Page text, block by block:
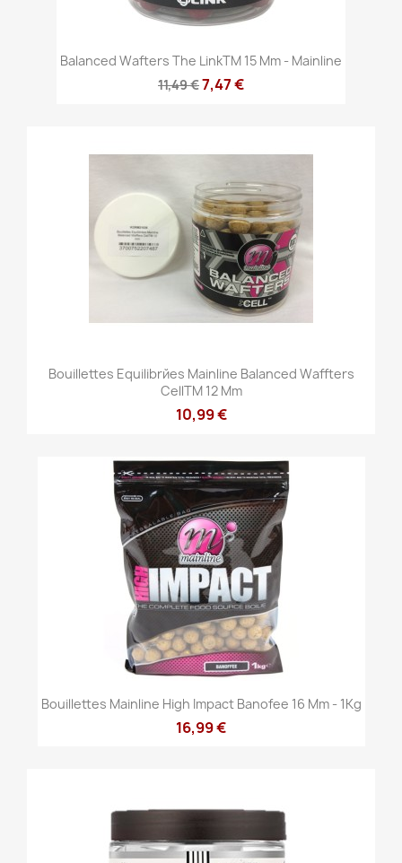
Balanced Wafters The LinkTM 15 Mm - Mainline
11,49 €7,47 €
Bouillettes Equilibrйes Mainline Balanced Waffters
CellTM 12 Mm
10,99 €
Bouillettes Mainline High Impact Banofee 16 Mm - 1Kg
16,99 €